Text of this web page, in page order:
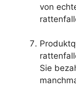
von
Sie